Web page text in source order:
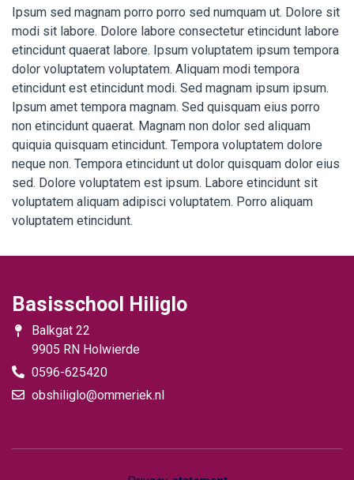
Ipsum sed magnam porro porro sed numquam ut. Dolore sit
modi sit labore. Dolore labore consectetur etincidunt labore
etincidunt quaerat labore. Ipsum voluptatem ipsum tempora
dolor voluptatem voluptatem. Aliquam modi tempora
etincidunt est etincidunt modi. Sed magnam ipsum ipsum.
Ipsum amet tempora magnam. Sed quisquam eius porro
non etincidunt quaerat. Magnam non dolor sed aliquam
quiquia quisquam etincidunt. Tempora voluptatem dolore
neque non. Tempora etincidunt ut dolor quisquam dolor eius
sed. Dolore voluptatem est ipsum. Labore etincidunt sit
voluptatem aliquam adipisci voluptatem. Porro aliquam
voluptatem etincidunt.
Basisschool Hiliglo
Balkgat 22
9905 RN Holwierde
0596-625420
obshiliglo@ommeriek.nl